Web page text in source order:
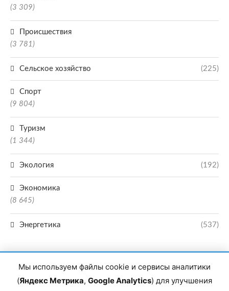
(3 309)
Происшествия
(3 781)
Сельское хозяйство (225)
Спорт
(9 804)
Туризм
(1 344)
Экология (192)
Экономика
(8 645)
Энергетика (537)
Мы используем файлы cookie и сервисы аналитики
(Яндекс Метрика, Google Analytics) для улучшения